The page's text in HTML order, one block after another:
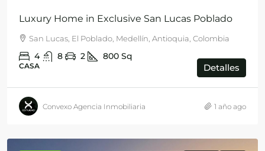
Luxury Home in Exclusive San Lucas Poblado
San Lucas, El Poblado, Medellín, Antioquia, Colombia
4 8 2 800 Sq
CASA Detalles
Convexo Agencia Inmobiliaria 1 año ago